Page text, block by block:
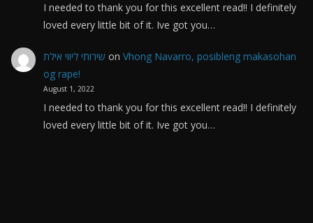
I needed to thank you for this excellent read!! I definitely
loved every little bit of it. Ive got you…
שירותי ליווי אילת on Vhong Navarro, posibleng makasohan
og rape!
August 1, 2022
I needed to thank you for this excellent read!! I definitely
loved every little bit of it. Ive got you…